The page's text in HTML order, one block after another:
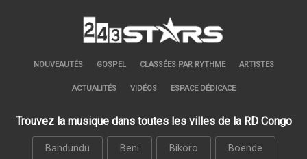
NOUVEAUTÉS GOSPEL CLASSÉES PAR RYTHME ARTISTES
ACTUALITÉS VIDÉOS ESPACE DÉDICACE
Trouvez la musique dans toutes les villes de la RD Congo
Bandundu Beni Bikoro Boende